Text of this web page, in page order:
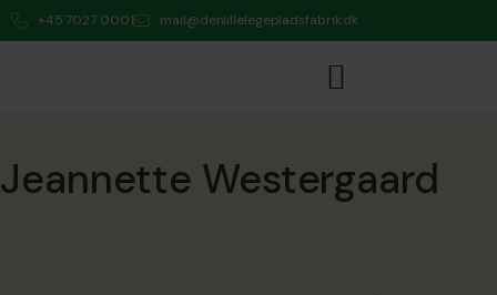
+45 7027 0001 mail@denlillelegepladsfabrik.dk
Jeannette Westergaard